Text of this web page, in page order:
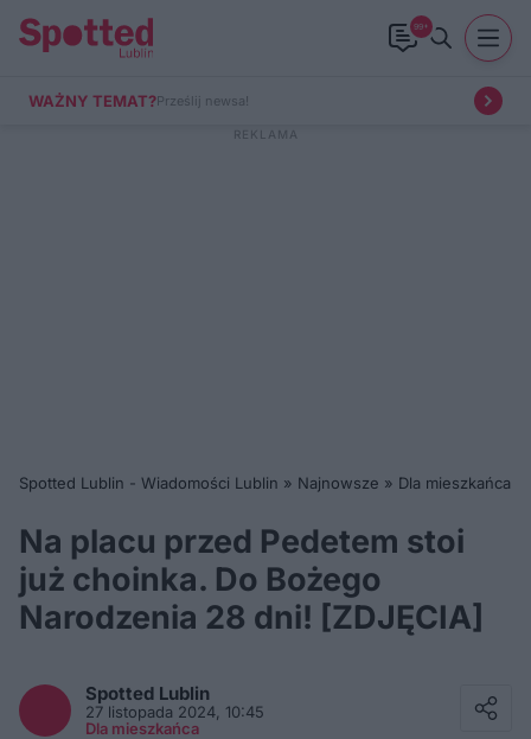
99+
WAŻNY TEMAT?Prześlij newsa!
Spotted Lublin - Wiadomości Lublin » Najnowsze » Dla mieszkańca
Na placu przed Pedetem stoi
już choinka. Do Bożego
Narodzenia 28 dni! [ZDJĘCIA]
Spotted Lublin
27 listopada 2024, 10:45
Dla mieszkańca